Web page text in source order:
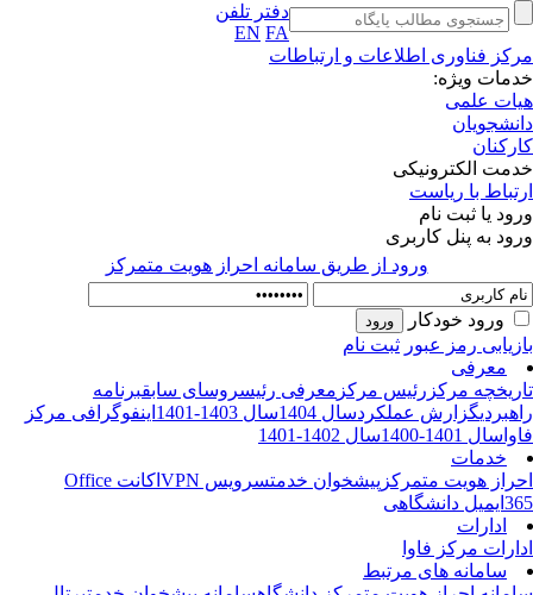
دفتر تلفن
EN FA
فناوری اطلاعات و ارتباطات
ویژه:
علمی
الکترونیکی
با ریاست
یا ثبت نام
به پنل کاربری
ورود از طريق سامانه احراز هويت متمركز
ورود خودکار
رمز عبور ثبت نام
معرفی
مرکزرئیس مرکزمعرفی رئیسروسای سابقبرنامه
گزارش عملکرد سال 1404 سال 1403-1401
اینفوگرافی مرکز
سال 1401-1400
سال 1402-1401
خدمات
هویت متمرکزپیشخوان خدمتسرویس VPN
اکانت Office
ایمیل دانشگاهی
ادارات
مرکز فاوا
سامانه های مرتبط